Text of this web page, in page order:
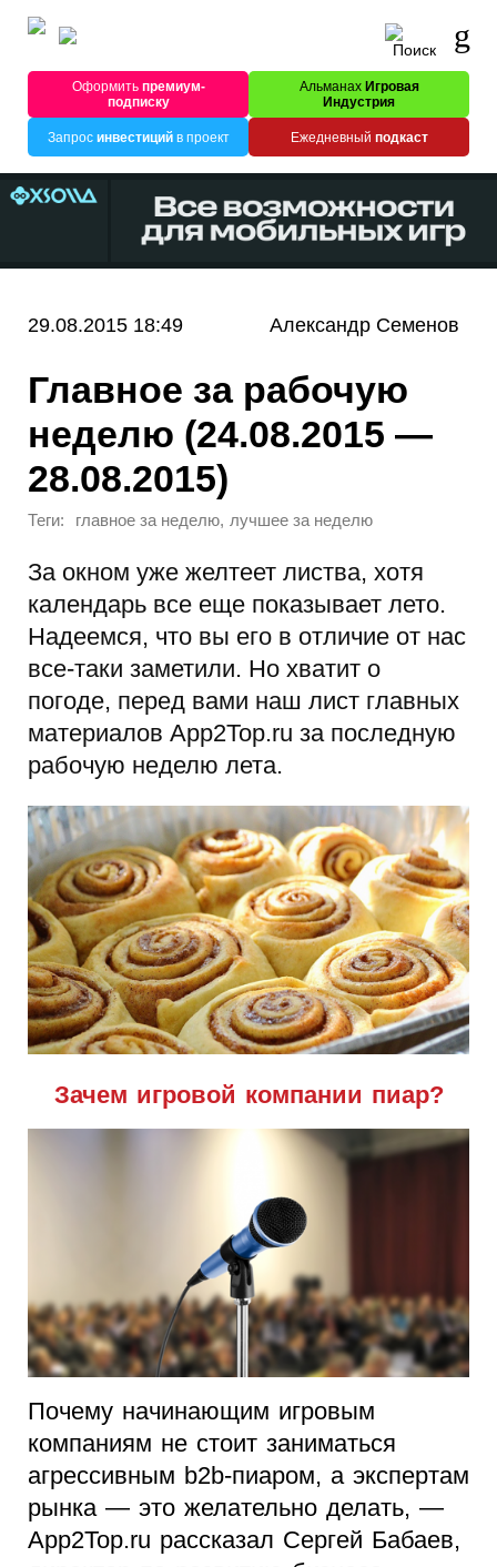
Оформитьпремиум-
подписку
Альманах Игровая
Индустрия
Запрос инвестицийв проект Ежедневный подкаст
29.08.2015 18:49 Александр Семенов
Главное за рабочую
неделю (24.08.2015 —
28.08.2015)
Теги: главное за неделю, лучшее за неделю
За окном уже желтеет листва, хотя
календарь все еще показывает лето.
Надеемся, что вы его в отличие от нас
все-таки заметили. Но хватит о
погоде, перед вами наш лист главных
материалов App2Top.ru за последную
рабочую неделю лета.
Зачем игровой компании пиар?
Почему начинающим игровым
компаниям не стоит заниматься
агрессивным b2b-пиаром, а экспертам
рынка — это желательно делать, —
App2Top.ru рассказал Сергей Бабаев,